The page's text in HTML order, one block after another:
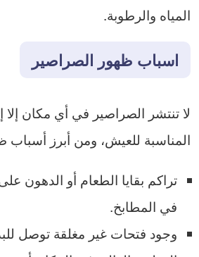
المياه والرطوبة.
اسباب ظهور الصراصير
لا تنتشر الصراصير في أي مكان إلا
المناسبة للعيش، ومن أبرز أسباب
تراكم بقايا الطعام أو الدهون
في المطابخ.
وجود فتحات غير مغلقة توصل